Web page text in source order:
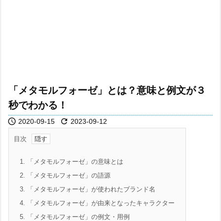
「メタモルフォーゼ」とは？意味と例文が３
秒でわかる！
 2020-09-15  2023-09-12
目次
1. 「メタモルフォーゼ」の意味とは
2. 「メタモルフォーゼ」の語源
3. 「メタモルフォーゼ」が使われたブランド名
4. 「メタモルフォーゼ」が由来となったキャラクター
5. 「メタモルフォーゼ」の例文・用例